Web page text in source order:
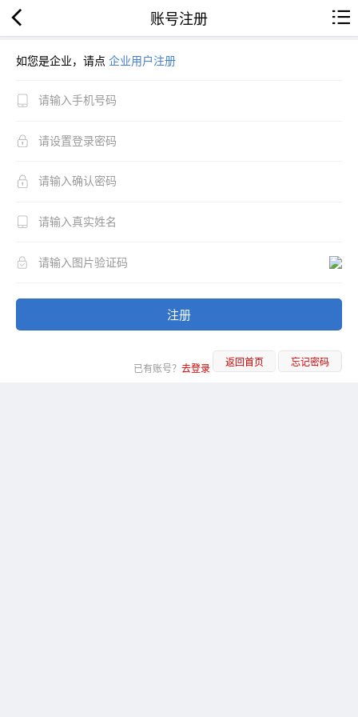
账号注册
如您是企业，请点 企业用户注册
注册
已有账号？ 去登录 返回首页 忘记密码